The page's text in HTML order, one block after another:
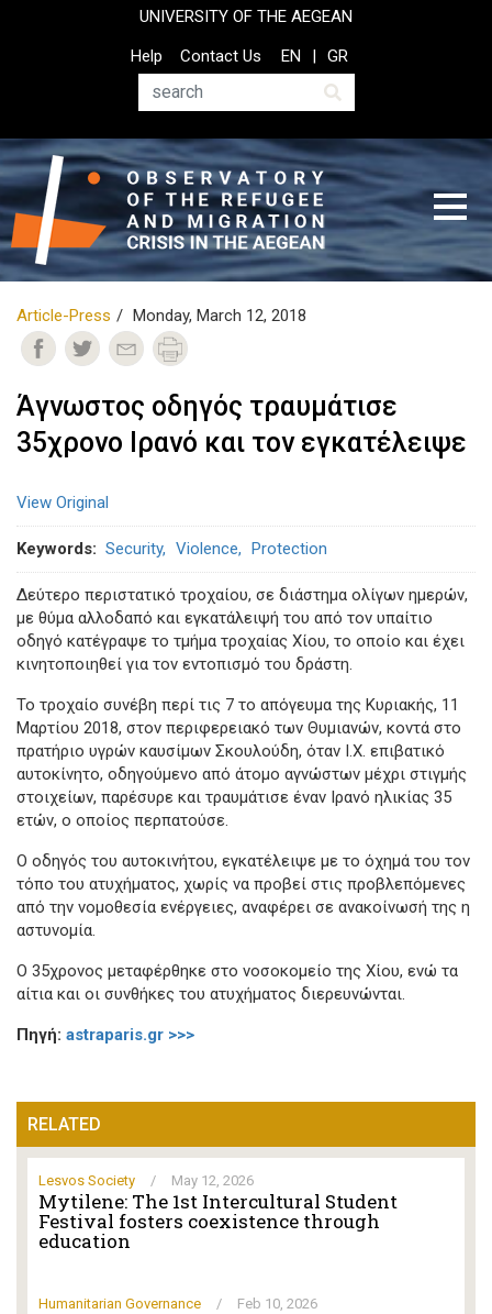
UNIVERSITY OF THE AEGEAN
Top
Header
Help
Contact Us
Search
EN GR
Article-Press Monday, March 12, 2018
Άγνωστος οδηγός τραυμάτισε
35χρονο Ιρανό και τον εγκατέλειψε
View Original
Keywords Security Violence Protection
Δεύτερο περιστατικό τροχαίου, σε διάστημα ολίγων ημερών,
με θύμα αλλοδαπό και εγκατάλειψή του από τον υπαίτιο
οδηγό κατέγραψε το τμήμα τροχαίας Χίου, το οποίο και έχει
κινητοποιηθεί για τον εντοπισμό του δράστη.
Το τροχαίο συνέβη περί τις 7 το απόγευμα της Κυριακής, 11
Μαρτίου 2018, στον περιφερειακό των Θυμιανών, κοντά στο
πρατήριο υγρών καυσίμων Σκουλούδη, όταν Ι.Χ. επιβατικό
αυτοκίνητο, οδηγούμενο από άτομο αγνώστων μέχρι στιγμής
στοιχείων, παρέσυρε και τραυμάτισε έναν Ιρανό ηλικίας 35
ετών, ο οποίος περπατούσε.
Ο οδηγός του αυτοκινήτου, εγκατέλειψε με το όχημά του τον
τόπο του ατυχήματος, χωρίς να προβεί στις προβλεπόμενες
από την νομοθεσία ενέργειες, αναφέρει σε ανακοίνωσή της η
αστυνομία.
Ο 35χρονος μεταφέρθηκε στο νοσοκομείο της Χίου, ενώ τα
αίτια και οι συνθήκες του ατυχήματος διερευνώνται.
Πηγή: astraparis.gr >>>
RELATED
Lesvos Society / May 12, 2026
Mytilene: The 1st Intercultural Student
Festival fosters coexistence through
education
Humanitarian Governance / Feb 10, 2026